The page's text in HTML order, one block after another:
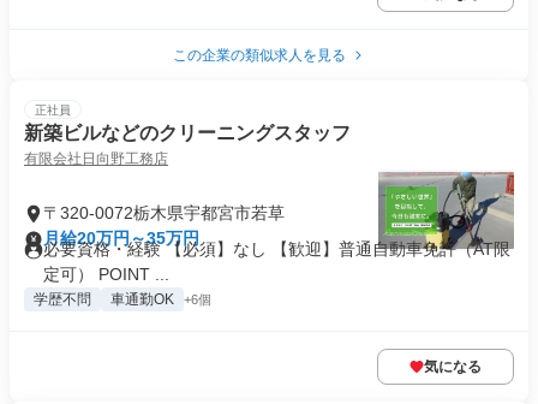
この企業の類似求人を見る
正社員
新築ビルなどのクリーニングスタッフ
有限会社日向野工務店
〒320-0072栃木県宇都宮市若草
月給20万円～35万円
必要資格・経験 【必須】なし 【歓迎】普通自動車免許（AT限
定可） POINT ...
学歴不問 車通勤OK +6個
気になる